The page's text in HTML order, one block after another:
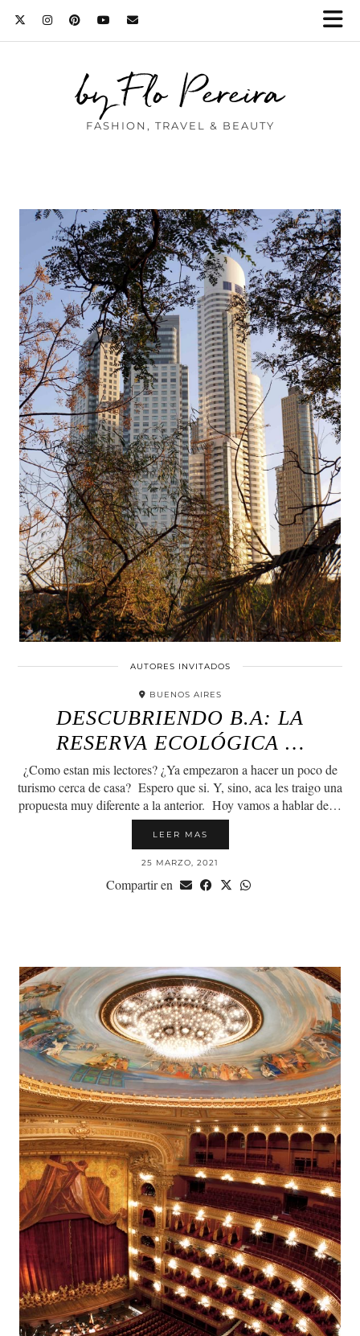
by Flo Pereira
FASHION, TRAVEL & BEAUTY
AUTORES INVITADOS
BUENOS AIRES
DESCUBRIENDO B.A: LA
RESERVA ECOLÓGICA …
¿Como estan mis lectores? ¿Ya empezaron a hacer un poco de
turismo cerca de casa? Espero que si. Y, sino, aca les traigo una
propuesta muy diferente a la anterior. Hoy vamos a hablar de…
LEER MAS
25 MARZO, 2021
Compartir en